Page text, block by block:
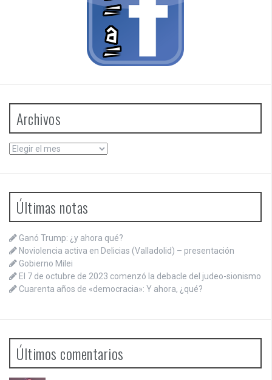
Archivos
Archivos
Últimas notas
Ganó Trump: ¿y ahora qué?
Noviolencia activa en Delicias (Valladolid) – presentación
Gobierno Milei
El 7 de octubre de 2023 comenzó la debacle del judeo-sionismo
Cuarenta años de «democracia»: Y ahora, ¿qué?
Últimos comentarios